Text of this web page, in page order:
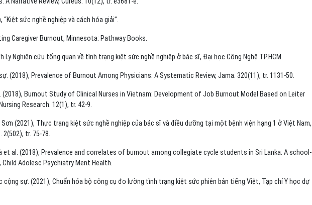
“Kiệt sức nghề nghiệp và cách hóa giải”.
Caregiver Burnout, Minnesota: Pathway Books.
Ly Nghiên cứu tổng quan về tình trạng kiệt sức nghề nghiệp ở bác sĩ, Đại học Công Nghệ TP.HCM.
(2018), Prevalence of Burnout Among Physicians: A Systematic Review, Jama. 320(11), tr. 1131-50.
(2018), Burnout Study of Clinical Nurses in Vietnam: Development of Job Burnout Model Based on Leiter
Research. 12(1), tr. 42-9.
Sơn (2021), Thực trạng kiệt sức nghề nghiệp của bác sĩ và điều dưỡng tại một bệnh viện hạng 1 ở Việt Nam,
2(502), tr. 75-78.
et al. (2018), Prevalence and correlates of burnout among collegiate cycle students in Sri Lanka: A school-
Adolesc Psychiatry Ment Health.
cộng sự. (2021), Chuẩn hóa bộ công cụ đo lường tình trạng kiệt sức phiên bản tiếng Việt, Tạp chí Y học dự